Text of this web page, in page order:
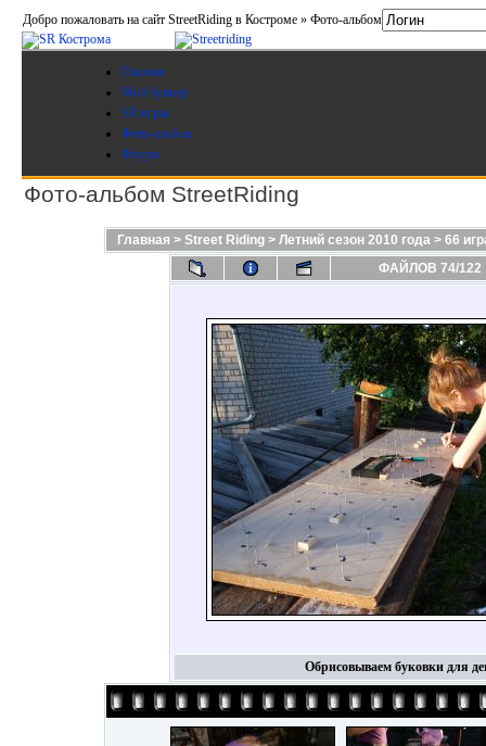
Добро пожаловать на сайт StreetRiding в Костроме » Фото-альбом
Главная
Мой бункер
SR игры
Фото-альбом
Форум
Фото-альбом StreetRiding
Главная > Street Riding> Летний сезон 2010 года> 66
ФАЙЛОВ 74/122
Обрисовываем буковки для